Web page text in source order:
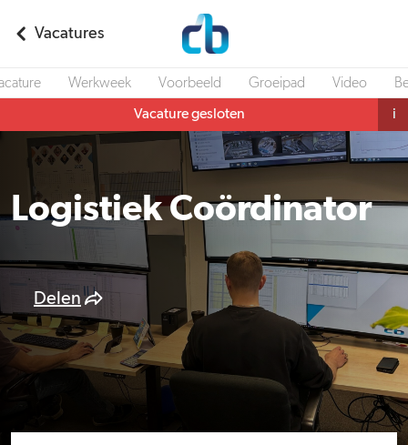
Vacatures
Werkweek Voorbeeld Groeipad Video
Vacature gesloten i
Logistiek Coördinator
Delen